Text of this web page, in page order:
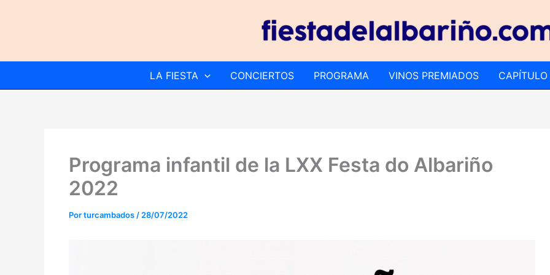
LA FIESTA CONCIERTOS PROGRAMA VINOS PREMIADOS CAPÍTULO
Programa infantil de la LXX Festa do Albariño
2022
Porturcambados / 28/07/2022